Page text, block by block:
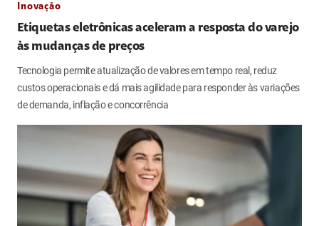
Inovação
Etiquetas eletrônicas aceleram a resposta do varejo
às mudanças de preços
Tecnologia permite atualização de valores em tempo real, reduz
custos operacionais e dá mais agilidade para responder às variações
de demanda, inflação e concorrência